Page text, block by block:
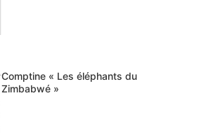
Comptine « Les éléphants du
Zimbabwé »